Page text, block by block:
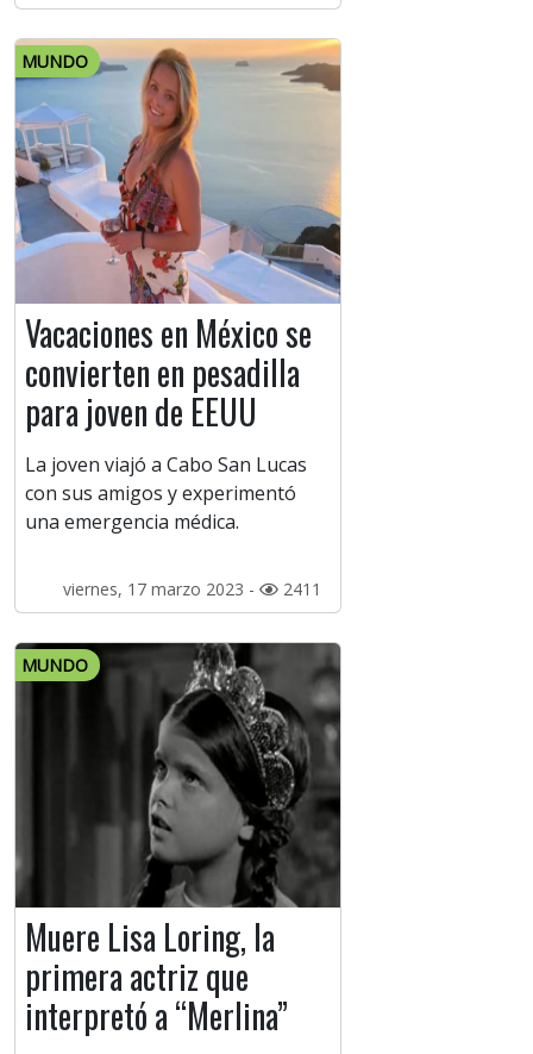
MUNDO
Vacaciones en México se
convierten en pesadilla
para joven de EEUU
La joven viajó a Cabo San Lucas
con sus amigos y experimentó
una emergencia médica.
viernes, 17 marzo 2023 - 2411
MUNDO
Muere Lisa Loring, la
primera actriz que
interpretó a “Merlina”